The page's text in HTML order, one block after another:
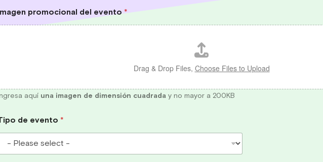
Imagen promocional del evento*
Drag & Drop Files, Choose Files to Upload
Ingresa aquí una imagen de dimensión cuadraday no mayor a 200KB
de evento *